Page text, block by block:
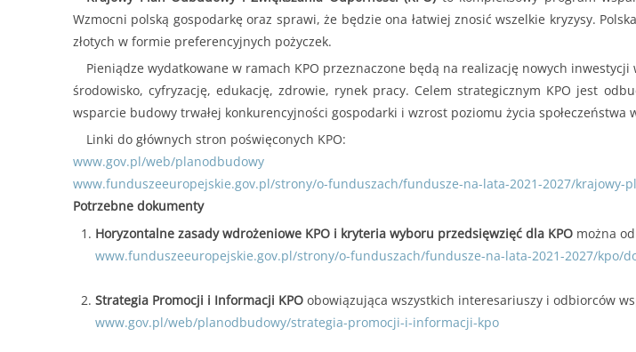
Wzmocni polską gospodarkę oraz sprawi, że będzie ona łatwiej znosić wszelkie kryzysy.
złotych w formie preferencyjnych pożyczek.
Pieniądze wydatkowane w ramach KPO przeznaczone będą na realizację nowych
środowisko, cyfryzację, edukację, zdrowie, rynek pracy. Celem strategicznym KPO jest
wsparcie budowy trwałej konkurencyjności gospodarki i wzrost poziomu życia społeczeństwa
Linki do głównych stron poświęconych KPO:
www.gov.pl/web/planodbudowy
www.funduszeeuropejskie.gov.pl/strony/o-funduszach/fundusze-na-lata-2021-2027/krajowy-
Potrzebne dokumenty
Horyzontalne zasady wdrożeniowe KPO i kryteria wyboru przedsięwzięć dla KPO można
www.funduszeeuropejskie.gov.pl/strony/o-funduszach/fundusze-na-lata-2021-2027/kpo/
Strategia Promocji i Informacji KPO obowiązująca wszystkich interesariuszy i odbiorców
www.gov.pl/web/planodbudowy/strategia-promocji-i-informacji-kpo